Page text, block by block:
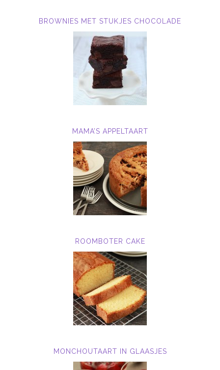
BROWNIES MET STUKJES CHOCOLADE
MAMA’S APPELTAART
ROOMBOTER CAKE
MONCHOUTAART IN GLAASJES